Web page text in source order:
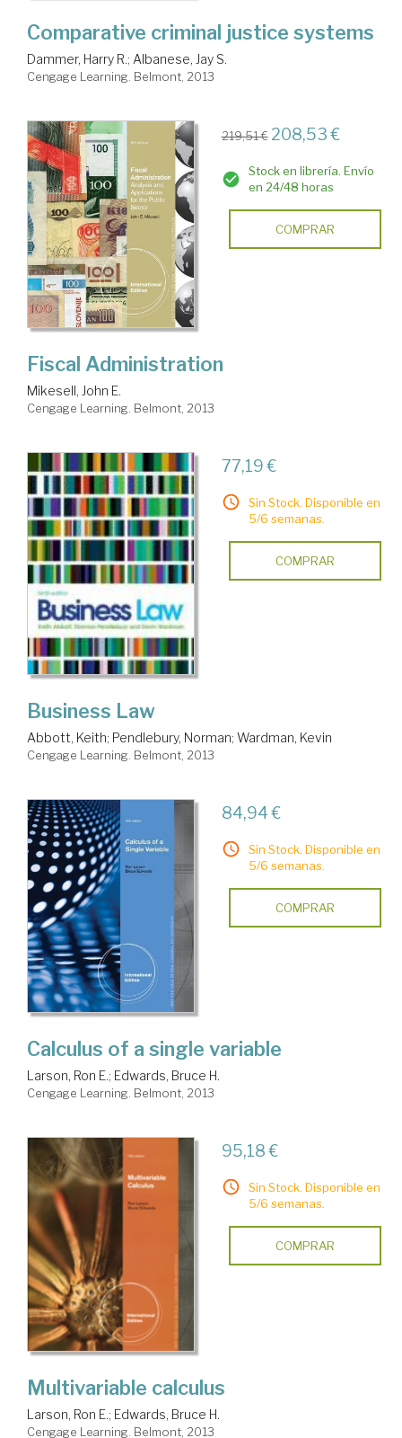
Comparative criminal justice systems
Dammer, Harry R.; Albanese, Jay S.
Cengage Learning. Belmont, 2013
219,51 € 208,53 €
Stock en librería. Envío
en 24/48 horas
COMPRAR
Fiscal Administration
Mikesell, John E.
Cengage Learning. Belmont, 2013
77,19 €
Sin Stock. Disponible en
5/6 semanas.
COMPRAR
Business Law
Abbott, Keith; Pendlebury, Norman; Wardman, Kevin
Cengage Learning. Belmont, 2013
84,94 €
Sin Stock. Disponible en
5/6 semanas.
COMPRAR
Calculus of a single variable
Larson, Ron E.; Edwards, Bruce H.
Cengage Learning. Belmont, 2013
95,18 €
Sin Stock. Disponible en
5/6 semanas.
COMPRAR
Multivariable calculus
Larson, Ron E.; Edwards, Bruce H.
Cengage Learning. Belmont, 2013